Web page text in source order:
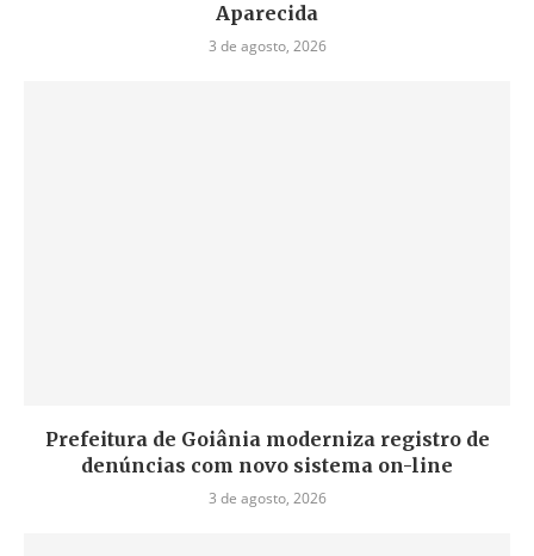
Aparecida
3 de agosto, 2026
Prefeitura de Goiânia moderniza registro de
denúncias com novo sistema on-line
3 de agosto, 2026